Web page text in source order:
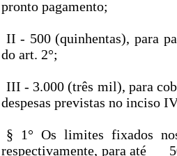
pronto pagamento;
II - 500 (quinhentas), para
do art. 2°;
III - 3.000 (três mil), para
despesas previstas no inciso
§ 1° Os limites fixados
respectivamente, para até